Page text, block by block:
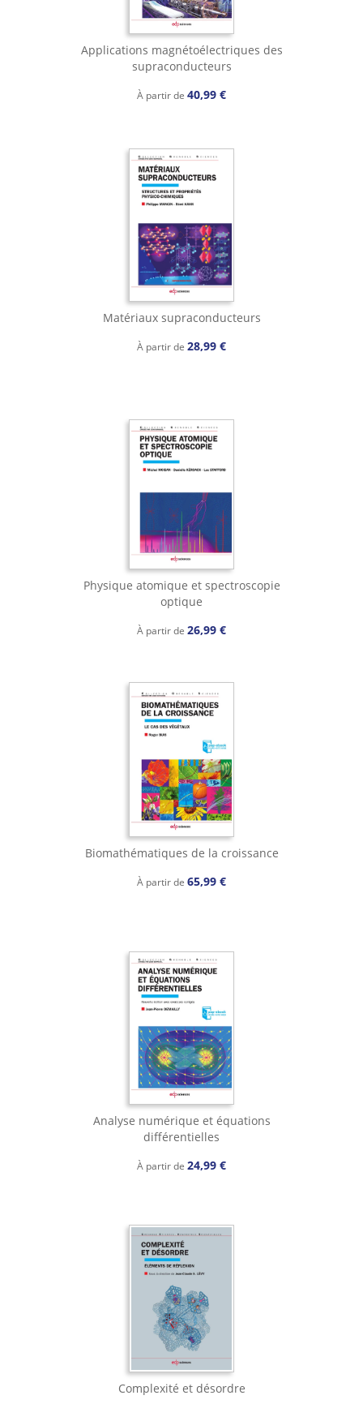
Applications magnétoélectriques des
supraconducteurs
À partir de 40,99 €
Matériaux supraconducteurs
À partir de 28,99 €
Physique atomique et spectroscopie
optique
À partir de 26,99 €
Biomathématiques de la croissance
À partir de 65,99 €
Analyse numérique et équations
différentielles
À partir de 24,99 €
Complexité et désordre